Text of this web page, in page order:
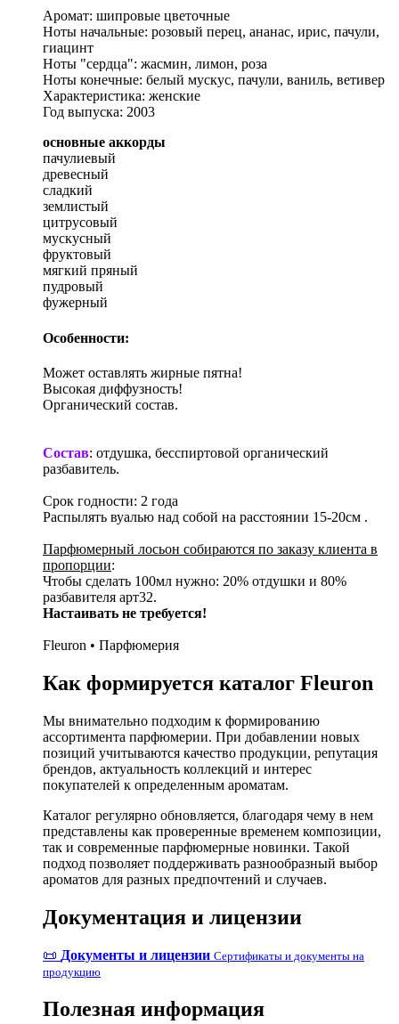
Аромат: шипровые цветочные
Ноты начальные: розовый перец, ананас, ирис, пачули,
гиацинт
Ноты "сердца": жасмин, лимон, роза
Ноты конечные: белый мускус, пачули, ваниль, ветивер
Характеристика: женские
Год выпуска: 2003
основные аккорды
пачулиевый
древесный
сладкий
землистый
цитрусовый
мускусный
фруктовый
мягкий пряный
пудровый
фужерный
Особенности:
Может оставлять жирные пятна!
Высокая диффузность!
Органический состав.
Состав: отдушка, бесспиртовой органический
разбавитель.
Срок годности: 2 года
Распылять вуалью над собой на расстоянии 15-20см .
Парфюмерный лосьон собираются по заказу клиента в
пропорции:
Чтобы сделать 100мл нужно: 20% отдушки и 80%
разбавителя арт32.
Настаивать не требуется!
Fleuron • Парфюмерия
Как формируется каталог Fleuron
Мы внимательно подходим к формированию
ассортимента парфюмерии. При добавлении новых
позиций учитываются качество продукции, репутация
брендов, актуальность коллекций и интерес
покупателей к определенным ароматам.
Каталог регулярно обновляется, благодаря чему в нем
представлены как проверенные временем композиции,
так и современные парфюмерные новинки. Такой
подход позволяет поддерживать разнообразный выбор
ароматов для разных предпочтений и случаев.
Документация и лицензии
📜 Документы и лицензии Сертификаты и документы на
продукцию
Полезная информация